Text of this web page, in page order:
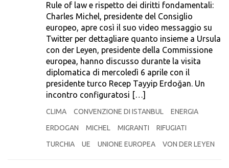
Rule of law e rispetto dei diritti fondamentali:
Charles Michel, presidente del Consiglio
europeo, apre così il suo video messaggio su
Twitter per dettagliare quanto insieme a Ursula
con der Leyen, presidente della Commissione
europea, hanno discusso durante la visita
diplomatica di mercoledì 6 aprile con il
presidente turco Recep Tayyip Erdoğan. Un
incontro configuratosi […]
CLIMA CONVENZIONE DI ISTANBUL
ENERGIA
ERDOGAN
MICHEL MIGRANTI
RIFUGIATI
TURCHIA
UE UNIONE EUROPEA VON DER LEYEN